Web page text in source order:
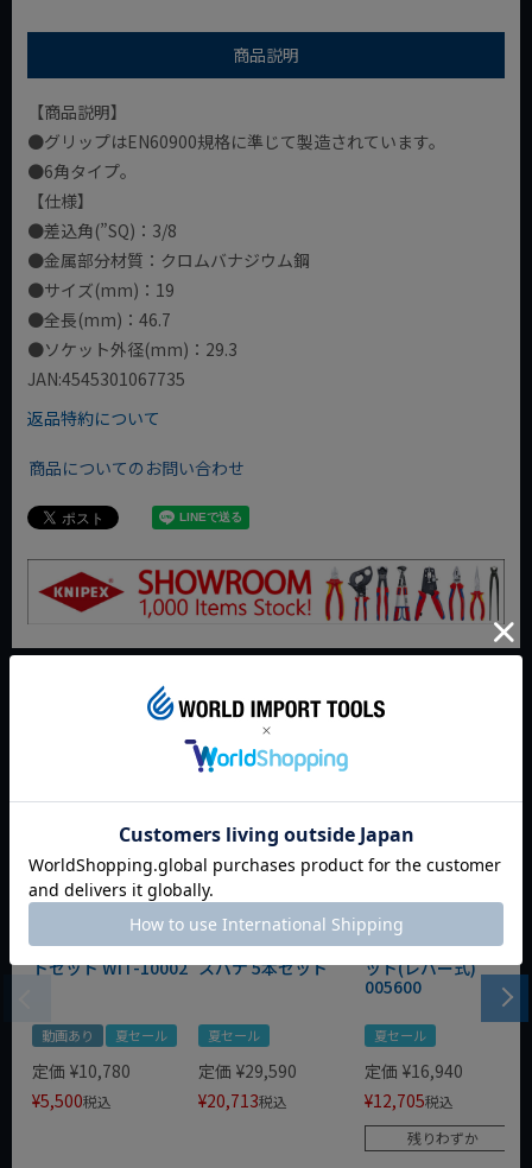
商品説明
【商品説明】
●グリップはEN60900規格に準じて製造されています。
●6角タイプ。
【仕様】
●差込角(”SQ)：3/8
●金属部分材質：クロムバナジウム鋼
●サイズ(mm)：19
●全長(mm)：46.7
●ソケット外径(mm)：29.3
JAN:4545301067735
返品特約について
商品についてのお問い合わせ
今週のおすすめアイテム
WIT 1/4dr 20pcスタ
ビーソケット&ビッ
トセット WIT-10002
動画あり 夏セール
定価 ¥10,780
¥5,500税込
WIT/STAHLWILLE
12-イグニッション
スパナ 5本セット
夏セール
定価 ¥29,590
¥20,713税込
WERA ZYKLOP 1/4"
コンフォートラチェ
ット(レバー式)
005600
夏セール
定価 ¥16,940
¥12,705税込
残りわずか